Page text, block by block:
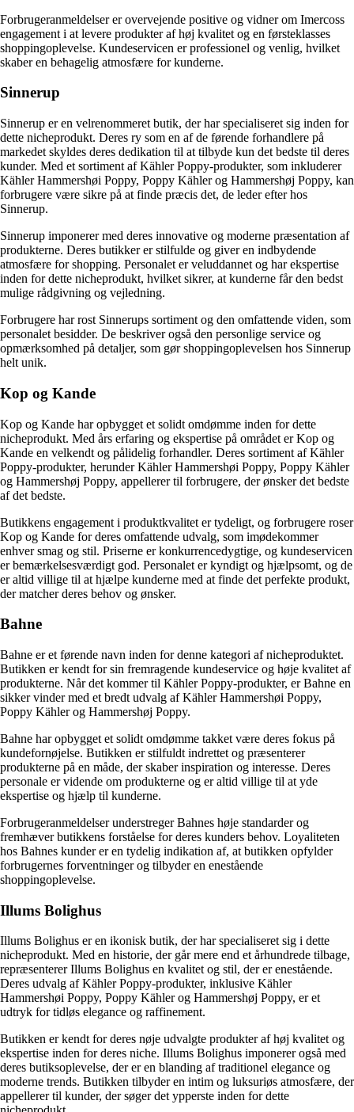
Forbrugeranmeldelser er overvejende positive og vidner om Imercoss
engagement i at levere produkter af høj kvalitet og en førsteklasses
shoppingoplevelse. Kundeservicen er professionel og venlig, hvilket
skaber en behagelig atmosfære for kunderne.
Sinnerup
Sinnerup er en velrenommeret butik, der har specialiseret sig inden for
dette nicheprodukt. Deres ry som en af de førende forhandlere på
markedet skyldes deres dedikation til at tilbyde kun det bedste til deres
kunder. Med et sortiment af Kähler Poppy-produkter, som inkluderer
Kähler Hammershøi Poppy, Poppy Kähler og Hammershøj Poppy, kan
forbrugere være sikre på at finde præcis det, de leder efter hos
Sinnerup.
Sinnerup imponerer med deres innovative og moderne præsentation af
produkterne. Deres butikker er stilfulde og giver en indbydende
atmosfære for shopping. Personalet er veluddannet og har ekspertise
inden for dette nicheprodukt, hvilket sikrer, at kunderne får den bedst
mulige rådgivning og vejledning.
Forbrugere har rost Sinnerups sortiment og den omfattende viden, som
personalet besidder. De beskriver også den personlige service og
opmærksomhed på detaljer, som gør shoppingoplevelsen hos Sinnerup
helt unik.
Kop og Kande
Kop og Kande har opbygget et solidt omdømme inden for dette
nicheprodukt. Med års erfaring og ekspertise på området er Kop og
Kande en velkendt og pålidelig forhandler. Deres sortiment af Kähler
Poppy-produkter, herunder Kähler Hammershøi Poppy, Poppy Kähler
og Hammershøj Poppy, appellerer til forbrugere, der ønsker det bedste
af det bedste.
Butikkens engagement i produktkvalitet er tydeligt, og forbrugere roser
Kop og Kande for deres omfattende udvalg, som imødekommer
enhver smag og stil. Priserne er konkurrencedygtige, og kundeservicen
er bemærkelsesværdigt god. Personalet er kyndigt og hjælpsomt, og de
er altid villige til at hjælpe kunderne med at finde det perfekte produkt,
der matcher deres behov og ønsker.
Bahne
Bahne er et førende navn inden for denne kategori af nicheproduktet.
Butikken er kendt for sin fremragende kundeservice og høje kvalitet af
produkterne. Når det kommer til Kähler Poppy-produkter, er Bahne en
sikker vinder med et bredt udvalg af Kähler Hammershøi Poppy,
Poppy Kähler og Hammershøj Poppy.
Bahne har opbygget et solidt omdømme takket være deres fokus på
kundefornøjelse. Butikken er stilfuldt indrettet og præsenterer
produkterne på en måde, der skaber inspiration og interesse. Deres
personale er vidende om produkterne og er altid villige til at yde
ekspertise og hjælp til kunderne.
Forbrugeranmeldelser understreger Bahnes høje standarder og
fremhæver butikkens forståelse for deres kunders behov. Loyaliteten
hos Bahnes kunder er en tydelig indikation af, at butikken opfylder
forbrugernes forventninger og tilbyder en enestående
shoppingoplevelse.
Illums Bolighus
Illums Bolighus er en ikonisk butik, der har specialiseret sig i dette
nicheprodukt. Med en historie, der går mere end et århundrede tilbage,
repræsenterer Illums Bolighus en kvalitet og stil, der er enestående.
Deres udvalg af Kähler Poppy-produkter, inklusive Kähler
Hammershøi Poppy, Poppy Kähler og Hammershøj Poppy, er et
udtryk for tidløs elegance og raffinement.
Butikken er kendt for deres nøje udvalgte produkter af høj kvalitet og
ekspertise inden for deres niche. Illums Bolighus imponerer også med
deres butiksoplevelse, der er en blanding af traditionel elegance og
moderne trends. Butikken tilbyder en intim og luksuriøs atmosfære, der
appellerer til kunder, der søger det ypperste inden for dette